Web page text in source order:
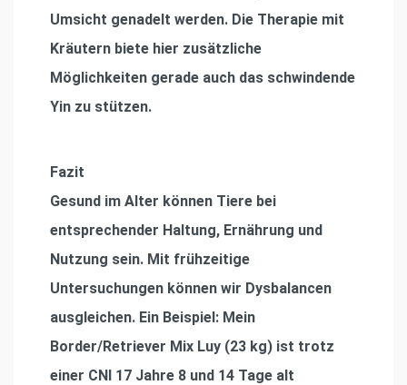
Umsicht genadelt werden. Die Therapie mit
Kräutern biete hier zusätzliche
Möglichkeiten gerade auch das schwindende
Yin zu stützen.
Fazit
Gesund im Alter können Tiere bei
entsprechender Haltung, Ernährung und
Nutzung sein. Mit frühzeitige
Untersuchungen können wir Dysbalancen
ausgleichen. Ein Beispiel: Mein
Border/Retriever Mix Luy (23 kg) ist trotz
einer CNI 17 Jahre 8 und 14 Tage alt